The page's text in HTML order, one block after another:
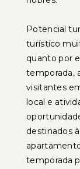
Potencial
turístico
quanto por
temporada,
visitantes
local e
destinados
temporada